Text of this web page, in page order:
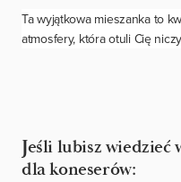
Ta wyjątkowa mieszanka to
atmosfery, która otuli Cię
Jeśli lubisz wiedzieć
dla koneserów: